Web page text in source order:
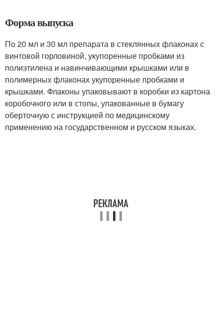
Форма выпуска
По 20 мл и 30 мл препарата в стеклянных флаконах с
винтовой горловиной, укупоренные пробками из
полиэтилена и навинчивающими крышками или в
полимерных флаконах укупоренные пробками и
крышками. Флаконы упаковывают в коробки из картона
коробочного или в стопы, упакованные в бумагу
оберточную с инструкцией по медицинскому
применению на государственном и русском языках.